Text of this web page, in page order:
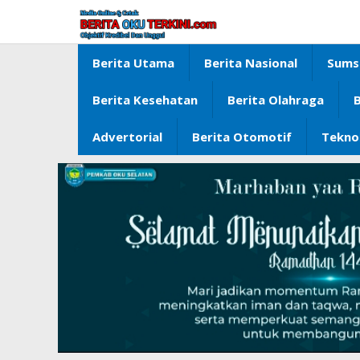
konten
Berita Utama Berita Nasional
Berita Kesehatan Berita Olahraga
Advertorial Berita Otomotif